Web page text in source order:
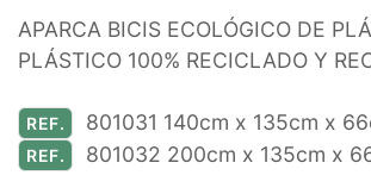
APARCA BICIS ECOLÓGICO DE
PLÁSTICO 100% RECICLADO Y
REF. 801031 140cm x 135cm x
REF. 801032 200cm x 135cm x